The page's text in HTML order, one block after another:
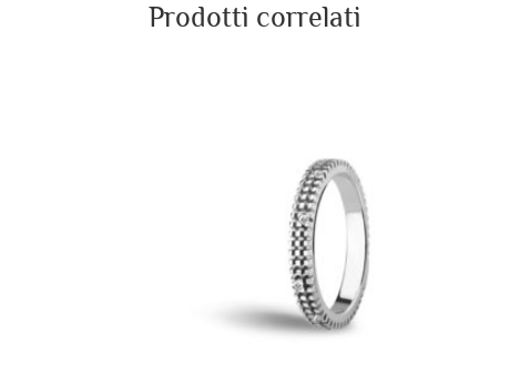
Prodotti correlati